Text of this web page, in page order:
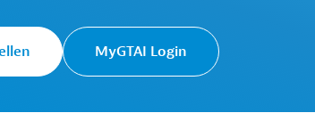
MyGTAI Login